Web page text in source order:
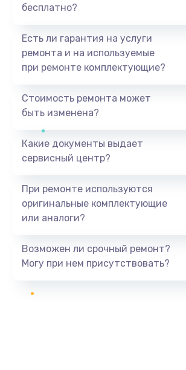
бесплатно?
Есть ли гарантия на услуги
ремонта и на используемые
при ремонте комплектующие?
Стоимость ремонта может
быть изменена?
Какие документы выдает
сервисный центр?
При ремонте используются
оригинальные комплектующие
или аналоги?
Возможен ли срочный ремонт?
Могу при нем присутствовать?